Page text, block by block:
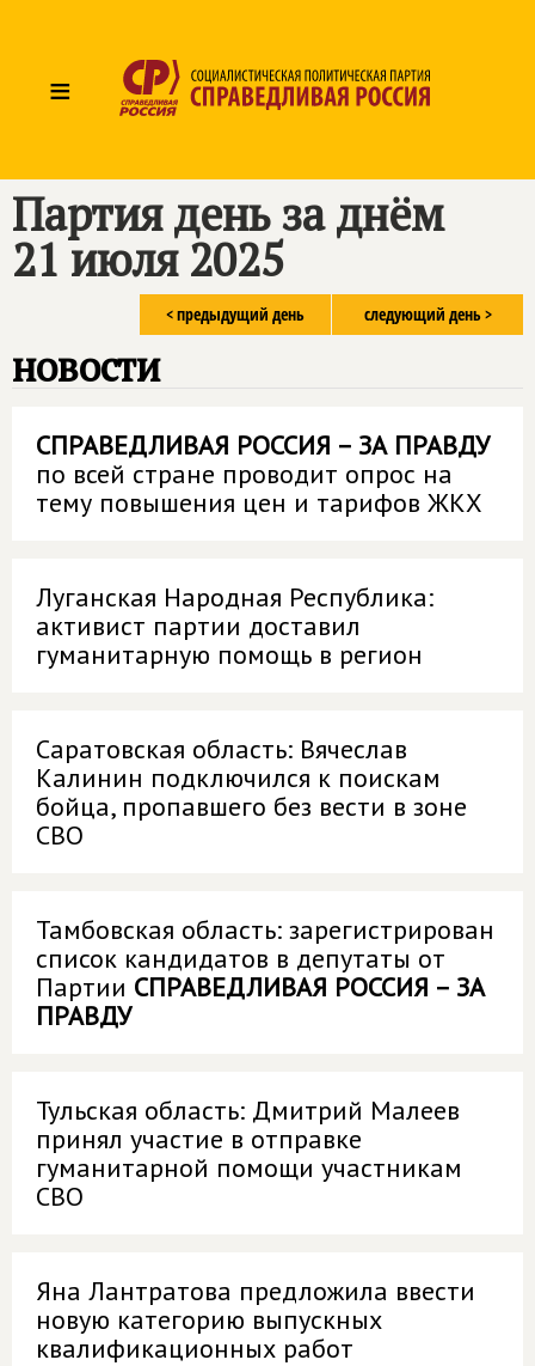
≡
Партия день за днём
21 июля 2025
следующий день >
< предыдущий день
новости
СПРАВЕДЛИВАЯ РОССИЯ – ЗА ПРАВДУ
по всей стране проводит опрос на
тему повышения цен и тарифов ЖКХ
Луганская Народная Республика:
активист партии доставил
гуманитарную помощь в регион
Саратовская область: Вячеслав
Калинин подключился к поискам
бойца, пропавшего без вести в зоне
СВО
Тамбовская область: зарегистрирован
список кандидатов в депутаты от
Партии СПРАВЕДЛИВАЯ РОССИЯ – ЗА
ПРАВДУ
Тульская область: Дмитрий Малеев
принял участие в отправке
гуманитарной помощи участникам
СВО
Яна Лантратова предложила ввести
новую категорию выпускных
квалификационных работ